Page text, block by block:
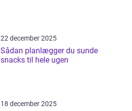
22 december 2025
Sådan planlægger du sunde
snacks til hele ugen
18 december 2025